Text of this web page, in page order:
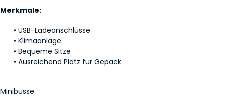
Merkmale:
USB-Ladeanschlüsse
Klimaanlage
Bequeme Sitze
Ausreichend Platz für Gepäck
Minibusse